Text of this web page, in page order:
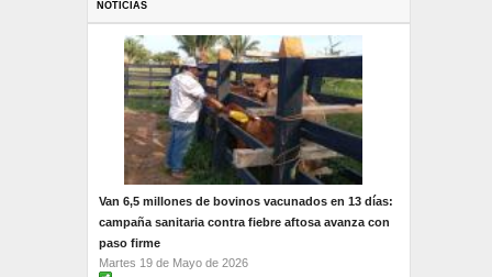
NOTICIAS
Van 6,5 millones de bovinos vacunados en 13 días:
campaña sanitaria contra fiebre aftosa avanza con
paso firme
Martes 19 de Mayo de 2026